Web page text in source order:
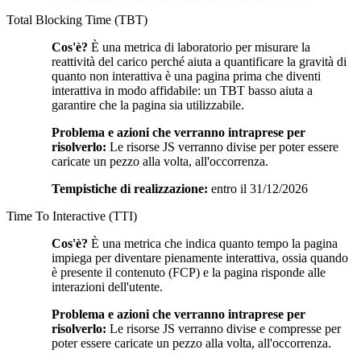
Total Blocking Time (TBT)
Cos'è? È una metrica di laboratorio per misurare la
reattività del carico perché aiuta a quantificare la gravità di
quanto non interattiva è una pagina prima che diventi
interattiva in modo affidabile: un TBT basso aiuta a
garantire che la pagina sia utilizzabile.
Problema e azioni che verranno intraprese per
risolverlo: Le risorse JS verranno divise per poter essere
caricate un pezzo alla volta, all'occorrenza.
Tempistiche di realizzazione: entro il 31/12/2026
Time To Interactive (TTI)
Cos'è? È una metrica che indica quanto tempo la pagina
impiega per diventare pienamente interattiva, ossia quando
è presente il contenuto (FCP) e la pagina risponde alle
interazioni dell'utente.
Problema e azioni che verranno intraprese per
risolverlo: Le risorse JS verranno divise e compresse per
poter essere caricate un pezzo alla volta, all'occorrenza.